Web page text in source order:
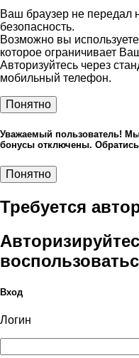
Ваш браузер не передал
безопасность.
Возможно вы
которое ограничивает
Авторизуйтесь через
мобильный телефон.
Понятно
Уважаемый пользователь!
бонусы отключены.
Понятно
Требуется
Вход
Логин